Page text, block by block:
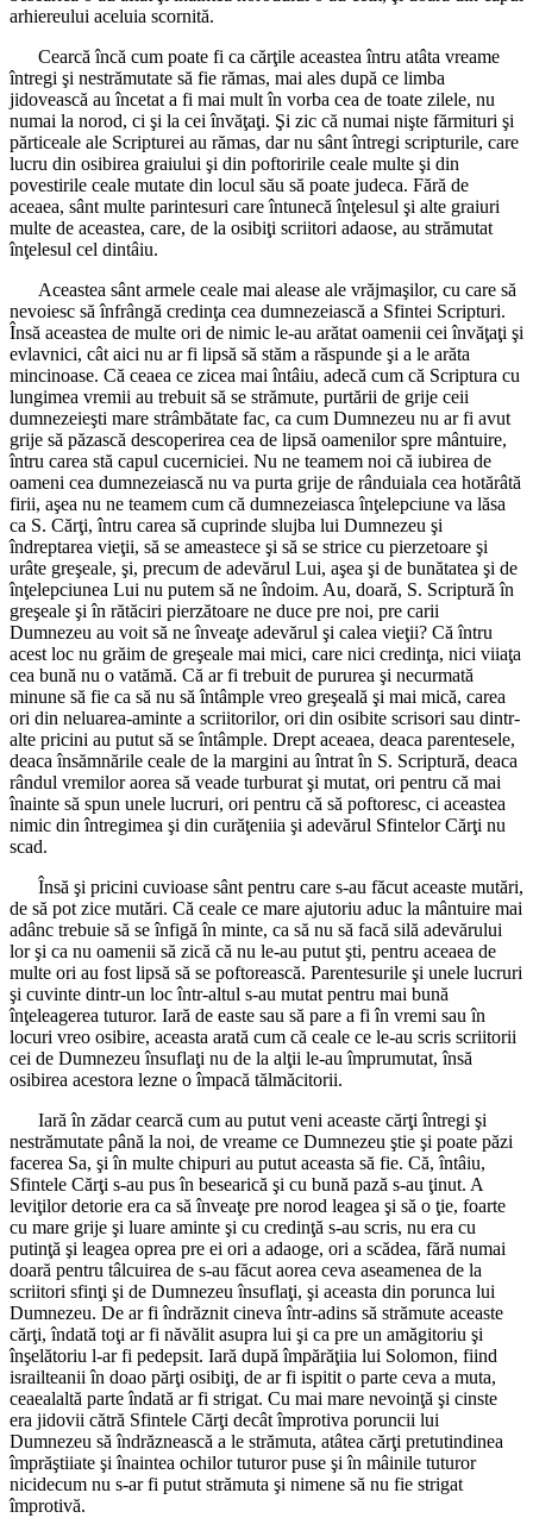
arhiereului aceluia scornită.
Cearcă încă cum poate fi ca cărţile aceastea întru atâta vreame
întregi şi nestrămutate să fie rămas, mai ales după ce limba
jidovească au încetat a fi mai mult în vorba cea de toate zilele, nu
numai la norod, ci şi la cei învăţaţi. Şi zic că numai nişte fărmituri şi
părticeale ale Scripturei au rămas, dar nu sânt întregi scripturile, care
lucru din osibirea graiului şi din poftoririle ceale multe şi din
povestirile ceale mutate din locul său să poate judeca. Fără de
aceaea, sânt multe parintesuri care întunecă înţelesul şi alte graiuri
multe de aceastea, care, de la osibiţi scriitori adaose, au strămutat
înţelesul cel dintâiu.
Aceastea sânt armele ceale mai alease ale vrăjmaşilor, cu care să
nevoiesc să înfrângă credinţa cea dumnezeiască a Sfintei Scripturi.
Însă aceastea de multe ori de nimic le-au arătat oamenii cei învăţaţi şi
evlavnici, cât aici nu ar fi lipsă să stăm a răspunde şi a le arăta
mincinoase. Că ceaea ce zicea mai întâiu, adecă cum că Scriptura cu
lungimea vremii au trebuit să se strămute, purtării de grije ceii
dumnezeieşti mare strâmbătate fac, ca cum Dumnezeu nu ar fi avut
grije să păzască descoperirea cea de lipsă oamenilor spre mântuire,
întru carea stă capul cucerniciei. Nu ne teamem noi că iubirea de
oameni cea dumnezeiască nu va purta grije de rânduiala cea hotărâtă
firii, aşea nu ne teamem cum că dumnezeiasca înţelepciune va lăsa
ca S. Cărţi, întru carea să cuprinde slujba lui Dumnezeu şi
îndreptarea vieţii, să se ameastece şi să se strice cu pierzetoare şi
urâte greşeale, şi, precum de adevărul Lui, aşea şi de bunătatea şi de
înţelepciunea Lui nu putem să ne îndoim. Au, doară, S. Scriptură în
greşeale şi în rătăciri pierzătoare ne duce pre noi, pre carii
Dumnezeu au voit să ne înveaţe adevărul şi calea vieţii? Că întru
acest loc nu grăim de greşeale mai mici, care nici credinţa, nici viiaţa
cea bună nu o vatămă. Că ar fi trebuit de pururea şi necurmată
minune să fie ca să nu să întâmple vreo greşeală şi mai mică, carea
ori din neluarea-aminte a scriitorilor, ori din osibite scrisori sau dintr-
alte pricini au putut să se întâmple. Drept aceaea, deaca parentesele,
deaca însămnările ceale de la margini au întrat în S. Scriptură, deaca
rândul vremilor aorea să veade turburat şi mutat, ori pentru că mai
înainte să spun unele lucruri, ori pentru că să poftoresc, ci aceastea
nimic din întregimea şi din curăţeniia şi adevărul Sfintelor Cărţi nu
scad.
Însă şi pricini cuvioase sânt pentru care s-au făcut aceaste mutări,
de să pot zice mutări. Că ceale ce mare ajutoriu aduc la mântuire mai
adânc trebuie să se înfigă în minte, ca să nu să facă silă adevărului
lor şi ca nu oamenii să zică că nu le-au putut şti, pentru aceaea de
multe ori au fost lipsă să se poftorească. Parentesurile şi unele lucruri
şi cuvinte dintr-un loc într-altul s-au mutat pentru mai bună
înţeleagerea tuturor. Iară de easte sau să pare a fi în vremi sau în
locuri vreo osibire, aceasta arată cum că ceale ce le-au scris scriitorii
cei de Dumnezeu însuflaţi nu de la alţii le-au împrumutat, însă
osibirea acestora lezne o împacă tălmăcitorii.
Iară în zădar cearcă cum au putut veni aceaste cărţi întregi şi
nestrămutate până la noi, de vreame ce Dumnezeu ştie şi poate păzi
facerea Sa, şi în multe chipuri au putut aceasta să fie. Că, întâiu,
Sfintele Cărţi s-au pus în besearică şi cu bună pază s-au ţinut. A
leviţilor detorie era ca să înveaţe pre norod leagea şi să o ţie, foarte
cu mare grije şi luare aminte şi cu credinţă s-au scris, nu era cu
putinţă şi leagea oprea pre ei ori a adaoge, ori a scădea, fără numai
doară pentru tâlcuirea de s-au făcut aorea ceva aseamenea de la
scriitori sfinţi şi de Dumnezeu însuflaţi, şi aceasta din porunca lui
Dumnezeu. De ar fi îndrăznit cineva într-adins să strămute aceaste
cărţi, îndată toţi ar fi năvălit asupra lui şi ca pre un amăgitoriu şi
înşelătoriu l-ar fi pedepsit. Iară după împărăţiia lui Solomon, fiind
israilteanii în doao părţi osibiţi, de ar fi ispitit o parte ceva a muta,
ceaealaltă parte îndată ar fi strigat. Cu mai mare nevoinţă şi cinste
era jidovii cătră Sfintele Cărţi decât împrotiva poruncii lui
Dumnezeu să îndrăznească a le strămuta, atâtea cărţi pretutindinea
împrăştiiate şi înaintea ochilor tuturor puse şi în mâinile tuturor
nicidecum nu s-ar fi putut strămuta şi nimene să nu fie strigat
împrotivă.